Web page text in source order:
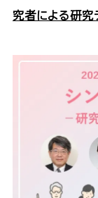
究者による研究